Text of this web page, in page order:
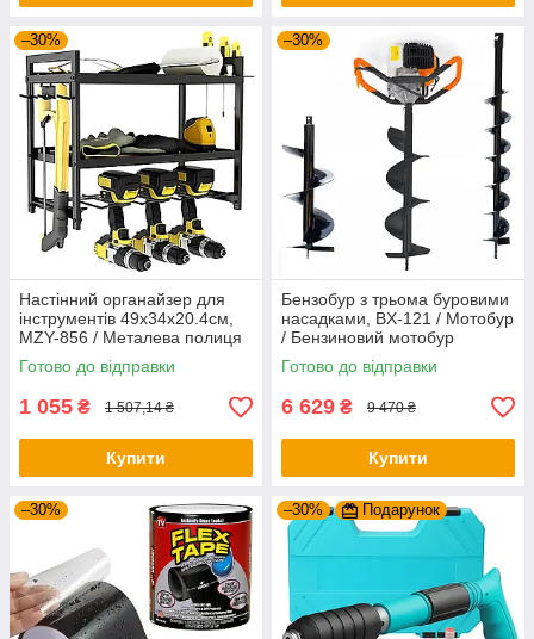
–30%
Настінний органайзер для
інструментів 49х34х20.4см,
MZY-856 / Металева полиця
органайзер для інструментів
Готово до відправки
1 055 ₴ 1 507,14 ₴
Купити
–30%
Бензобур з трьома буровими
насадками, BX-121 / Мотобур
/ Бензиновий мотобур
Готово до відправки
6 629 ₴ 9 470 ₴
Купити
–30% –30% Подарунок